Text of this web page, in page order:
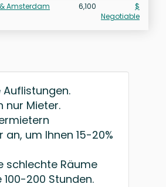
Amsterdam
6,100
$
Negotiable
nur Mieter.
um Ihnen 15-20%
schlechte Räume
200 Stunden.